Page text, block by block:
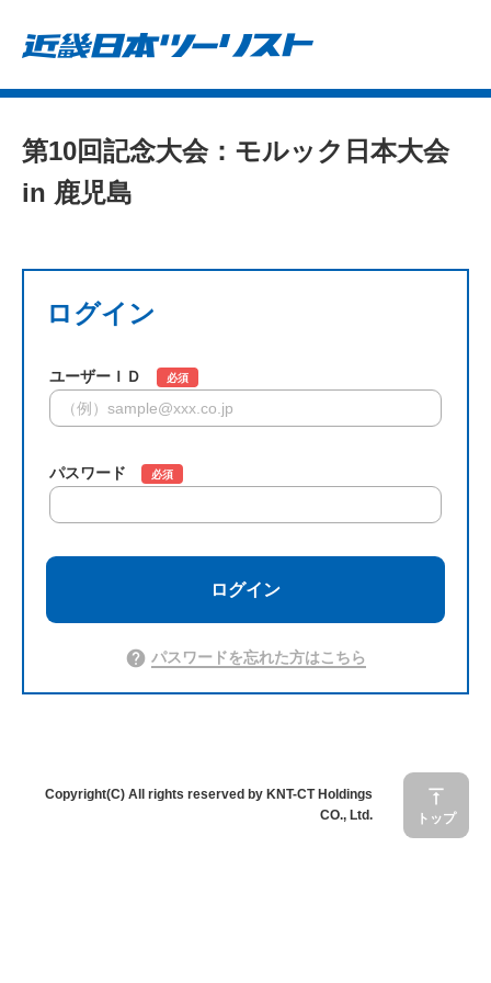
第10回記念大会：モルック日本大会
in 鹿児島
ログイン
ユーザーＩＤ 必須
パスワード 必須
help パスワードを忘れた方はこちら
Copyright(C) All rights reserved by KNT-CT Holdings
CO., Ltd.
vertical_align_top
トップ